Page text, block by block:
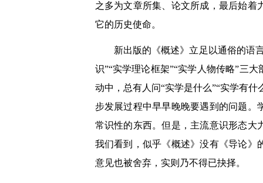
之多为文章所集、论文所成，最后始
它的历史使命。
新出版的《概述》立足以通俗的语
识”“实学理论框架”“实学人物传略”三
动中，总有人问“实学是什么”“实学有
步发展过程中早早晚晚要遇到的问题。
常识性的东西。但是，主流意识形态大
我们看到，似乎《概述》没有《导论》
意见也被舍弃，实则乃不得已抉择。